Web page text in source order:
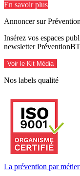
En savoir plus
Annoncer sur
Insérez vos espaces
newsletter
Voir le Kit Média
Nos labels qualité
La prévention par métier